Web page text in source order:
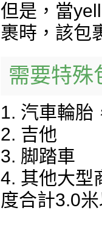
但是，當
裹時，該包
需要特殊
1. 汽車輪胎
2. 吉他
3. 脚踏車
4. 其他大型
度合計3.0